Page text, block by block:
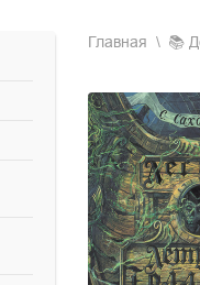
Главная 📚